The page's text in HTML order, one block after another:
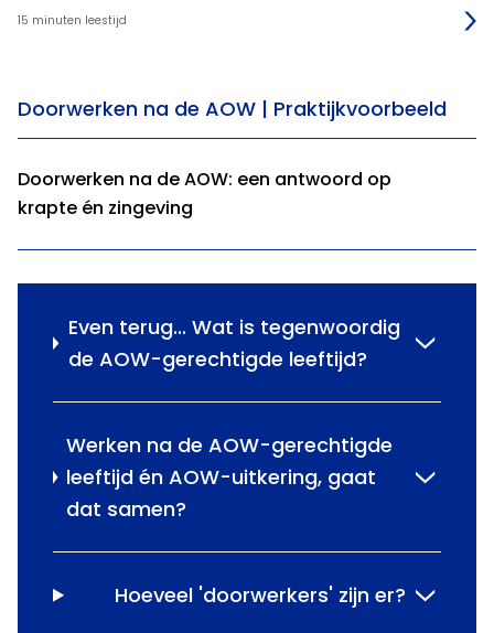
15 minuten leestijd
Doorwerken na de AOW | Praktijkvoorbeeld
Doorwerken na de AOW: een antwoord op
krapte én zingeving
Even terug... Wat is tegenwoordig
de AOW-gerechtigde leeftijd?
Werken na de AOW-gerechtigde
leeftijd én AOW-uitkering, gaat
dat samen?
Hoeveel 'doorwerkers' zijn er?